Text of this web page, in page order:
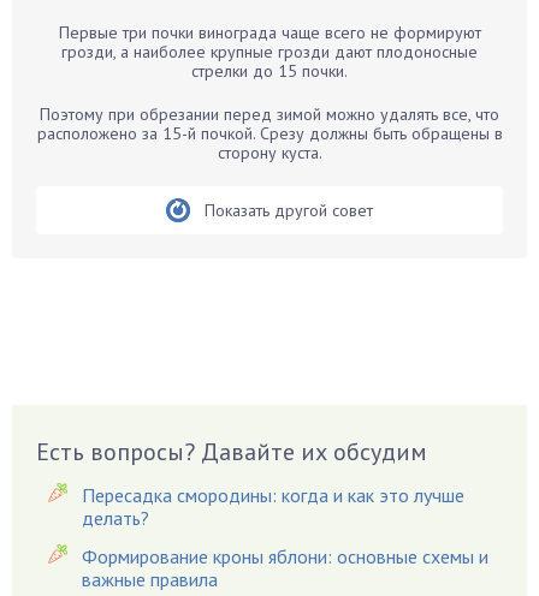
Бархатцы
Белые грибы
Бирючина
Вишня
Вредители
Гардения
Гацания
Гвоздики
Первые три почки винограда чаще всего не формируют
грозди, а наиболее крупные грозди дают плодоносные
стрелки до 15 почки.
Поэтому при обрезании перед зимой можно удалять все, что
расположено за 15-й почкой. Срезу должны быть обращены в
сторону куста.
Показать другой совет
Есть вопросы? Давайте их обсудим
Пересадка смородины: когда и как это лучше
делать?
Формирование кроны яблони: основные схемы и
важные правила